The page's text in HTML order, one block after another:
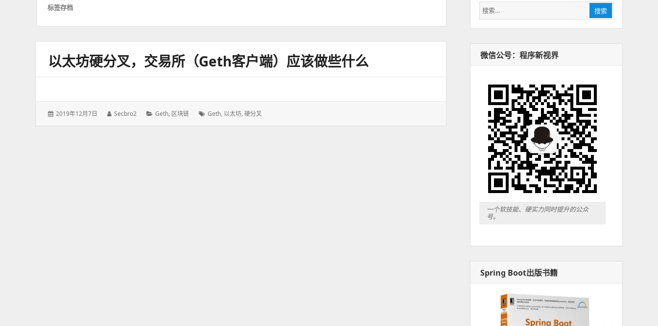
标签存档
以太坊硬分叉，交易所（geth客户端）应该做些什么
发
2019年12月7日
作
Secbro2
分
Geth, 区块链
标
Geth, 以太坊,硬分叉
搜
索：
搜索
微信公号：程序新视界
一个软技能、硬实力同时提升的公众
号。
Spring Boot出版书籍